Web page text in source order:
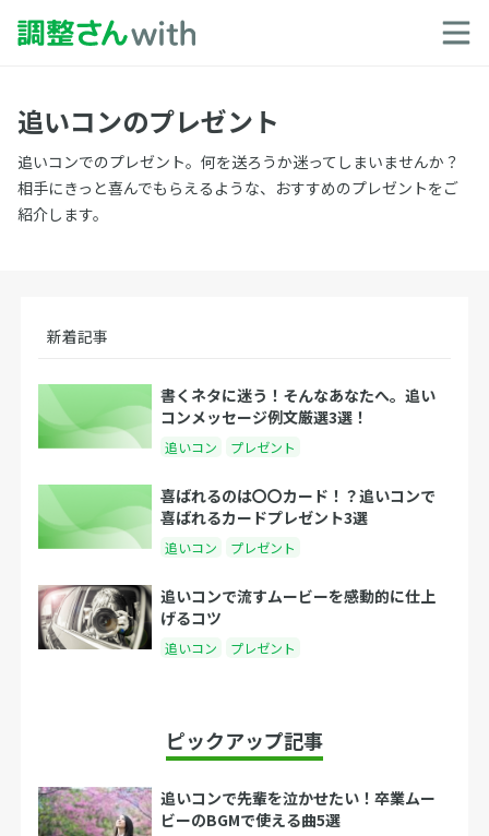
追いコンのプレゼント
追いコンでのプレゼント。何を送ろうか迷ってしまいませんか？
相手にきっと喜んでもらえるような、おすすめのプレゼントをご
紹介します。
新着記事
書くネタに迷う！そんなあなたへ。追い
コンメッセージ例文厳選3選！
追いコン プレゼント
喜ばれるのは〇〇カード！？追いコンで
喜ばれるカードプレゼント3選
追いコン プレゼント
追いコンで流すムービーを感動的に仕上
げるコツ
追いコン プレゼント
ピックアップ記事
追いコンで先輩を泣かせたい！卒業ムー
ビーのBGMで使える曲5選